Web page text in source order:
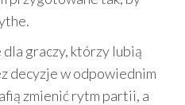
graczy, którzy lubią
decyzje w odpowiednim
zmienić rytm partii, a